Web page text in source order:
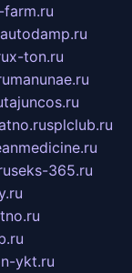
autodamp.ru
x-ton.ru
manunae.ru
tajuncos.ru
splclub.ru
seks-365.ru
ykt.ru